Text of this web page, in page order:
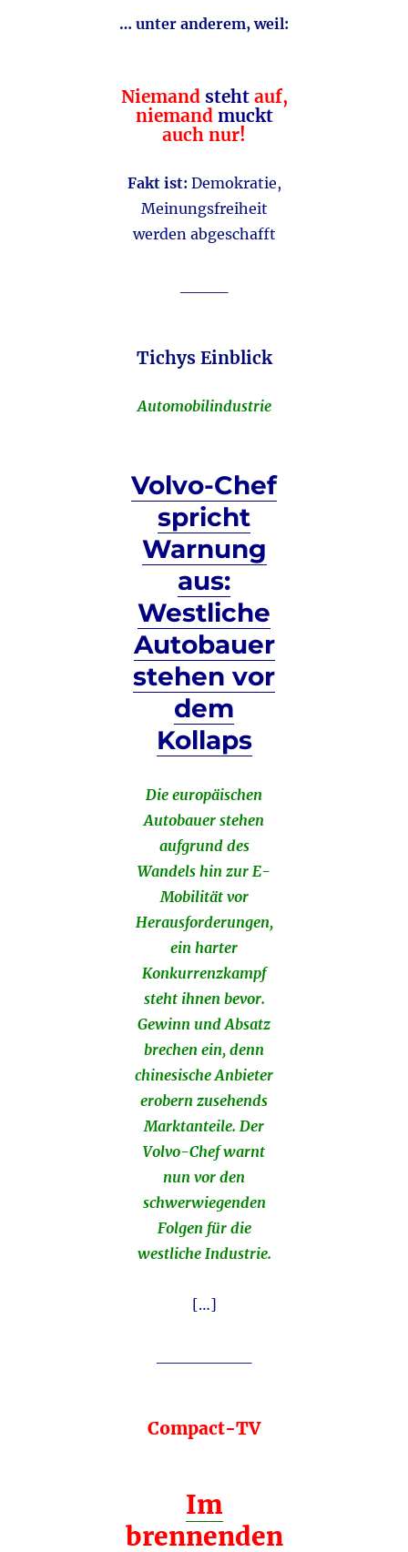
… unter anderem, weil:
Niemand stehtauf,
niemand muckt
auch nur!
Fakt ist: Demokratie,
Meinungsfreiheit
werden abgeschafft
Tichys Einblick
Automobilindustrie
Volvo-Chef
spricht
Warnung
aus:
Westliche
Autobauer
stehen vor
dem
Kollaps
Die europäischen
Autobauer stehen
aufgrund des
Wandels hin zur E-
Mobilität vor
Herausforderungen,
ein harter
Konkurrenzkampf
steht ihnen bevor.
Gewinn und Absatz
brechen ein, denn
chinesische Anbieter
erobern zusehends
Marktanteile. Der
Volvo-Chef warnt
nun vor den
schwerwiegenden
Folgen für die
westliche Industrie.
[…]
Compact-TV
Im
brennenden